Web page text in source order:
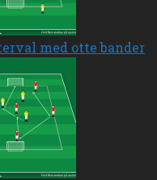
med otte bander